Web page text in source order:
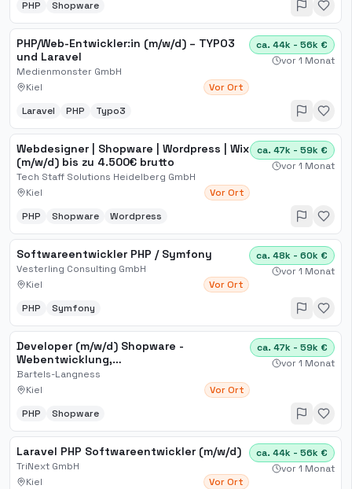
PHP Shopware
PHP/Web-Entwickler:in (m/w/d) – TYPO3
und Laravel
Medienmonster GmbH
Kiel
Vor Ort
ca. 44k - 56k €
vor 1 Monat
Laravel PHP Typo3
Webdesigner | Shopware | Wordpress | Wix
(m/w/d) bis zu 4.500€ brutto
Tech Staff Solutions Heidelberg GmbH
Kiel
Vor Ort
ca. 47k - 59k €
vor 1 Monat
PHP Shopware Wordpress
Softwareentwickler PHP / Symfony
Vesterling Consulting GmbH
Kiel
Vor Ort
ca. 48k - 60k €
vor 1 Monat
PHP Symfony
Developer (m/w/d) Shopware -
Webentwicklung,
Anwendungsentwicklung, Ingenieur
Bartels-Langness
Kiel
Vor Ort
ca. 47k - 59k €
vor 1 Monat
PHP Shopware
Laravel PHP Softwareentwickler (m/w/d)
TriNext GmbH
Kiel
Vor Ort
ca. 44k - 56k €
vor 1 Monat